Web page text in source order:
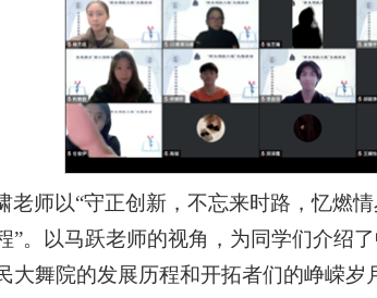
老师以“守正创新，不忘来时路，忆燃
”。以马跃老师的视角，为同学们介绍
大舞院的发展历程和开拓者们的峥嵘岁